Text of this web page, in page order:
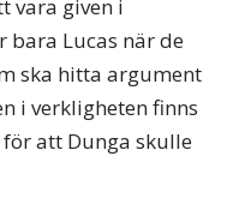
vara given i
Lucas när de
ska hitta argument
i verkligheten finns
att Dunga skulle